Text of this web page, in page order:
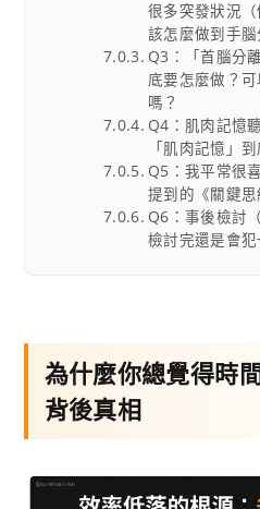
很多突發狀況
該怎麼做到手腦
Q3：「首腦分
底要怎麼做？
嗎？
Q4：肌肉記憶
「肌肉記憶」
Q5：我平常很
提到的《關鍵
Q6：事後檢討
檢討完還是會
為什麼你總覺得時
背後真相